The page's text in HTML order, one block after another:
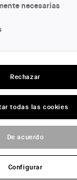
de
tancat
necesarias
Rechazar
todas las cookies
De acuerdo
Configurar